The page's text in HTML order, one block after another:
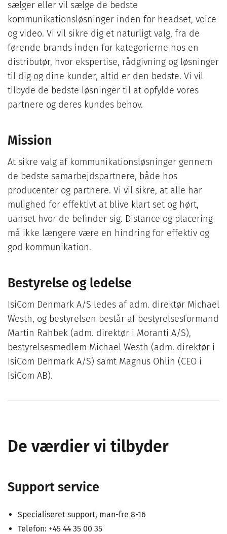
sælger eller vil sælge de bedste
kommunikationsløsninger inden for headset, voice
og video. Vi vil sikre dig et naturligt valg, fra de
førende brands inden for kategorierne hos en
distributør, hvor ekspertise, rådgivning og løsninger
til dig og dine kunder, altid er den bedste. Vi vil
tilbyde de bedste løsninger til at opfylde vores
partnere og deres kundes behov.
Mission
At sikre valg af kommunikationsløsninger gennem
de bedste samarbejdspartnere, både hos
producenter og partnere. Vi vil sikre, at alle har
mulighed for effektivt at blive klart set og hørt,
uanset hvor de befinder sig. Distance og placering
må ikke længere være en hindring for effektiv og
god kommunikation.
Bestyrelse og ledelse
IsiCom Denmark A/S ledes af adm. direktør Michael
Westh, og bestyrelsen består af bestyrelsesformand
Martin Rahbek (adm. direktør i Moranti A/S),
bestyrelsesmedlem Michael Westh (adm. direktør i
IsiCom Denmark A/S) samt Magnus Ohlin (CEO i
IsiCom AB).
De værdier vi tilbyder
Support service
Specialiseret support, man-fre 8-16
Telefon: +45 44 35 00 35